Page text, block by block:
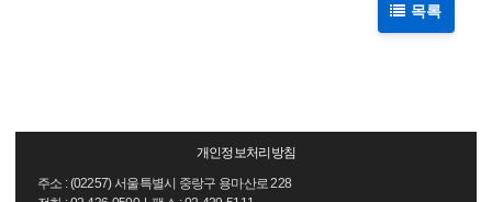
목록
개인정보처리방침
주소 : (02257) 서울특별시 중랑구 용마산로 228